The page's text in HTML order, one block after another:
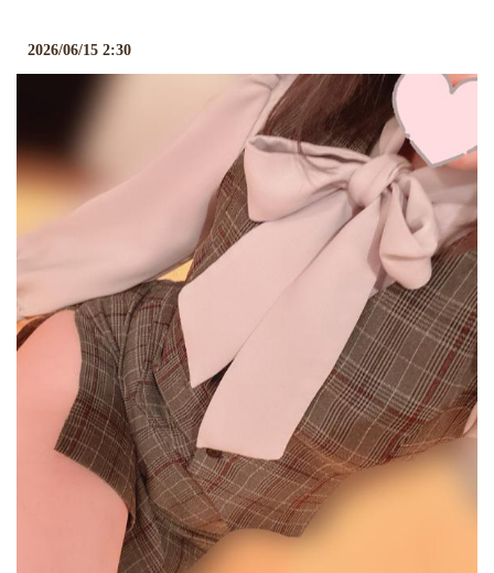
2026/06/15 2:30